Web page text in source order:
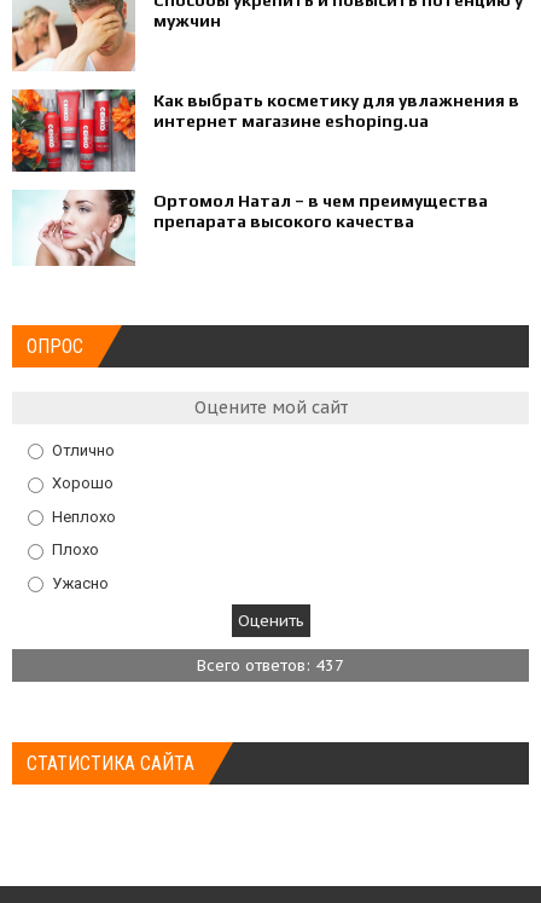
мужчин
Как выбрать косметику для увлажнения в
интернет магазине eshoping.ua
Ортомол Натал – в чем преимущества
препарата высокого качества
ОПРОС
Оцените мой сайт
Отлично
Хорошо
Неплохо
Плохо
Ужасно
Всего ответов: 437
СТАТИСТИКА САЙТА